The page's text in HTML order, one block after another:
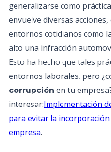
generalizarse como
envuelve diversas
entornos cotidianos como
alto una infracción
Esto ha hecho que tales
entornos laborales, pero
corrupción en tu
interesar:Implementación
para evitar la
empresa.